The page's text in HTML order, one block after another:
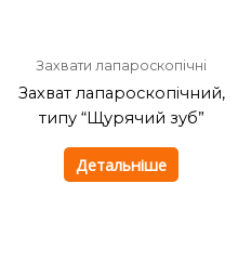
Захвати лапароскопічні
Захват лапароскопічний,
типу “Щурячий зуб”
Детальніше